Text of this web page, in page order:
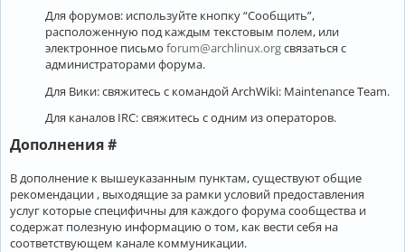
Для форумов: используйте кнопку “Сообщить”,
расположенную под каждым текстовым полем, или
электронное письмо forum@archlinux.orgсвязаться с
администраторами форума.
Для Вики: свяжитесь с командой ArchWiki: Maintenance Team.
Для каналов IRC: свяжитесь с одним из операторов.
Дополнения #
В дополнение к вышеуказанным пунктам, существуют общие
рекомендации , выходящие за рамки условий предоставления
услуг которые специфичны для каждого форума сообщества и
содержат полезную информацию о том, как вести себя на
соответствующем канале коммуникации.